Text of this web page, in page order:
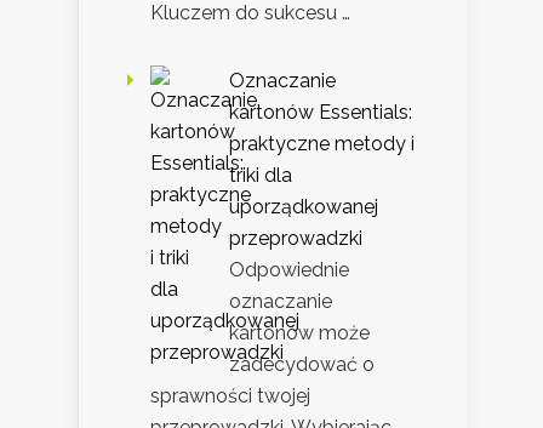
Kluczem do sukcesu …
Oznaczanie
kartonów Essentials:
praktyczne metody i
triki dla
uporządkowanej
przeprowadzki
Odpowiednie
oznaczanie
kartonów może
zadecydować o
sprawności twojej